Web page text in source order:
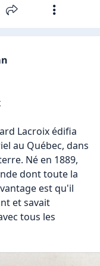
Lacroix édifia
au Québec, dans
Né en 1889,
dont toute la
est qu'il
et savait
tous les